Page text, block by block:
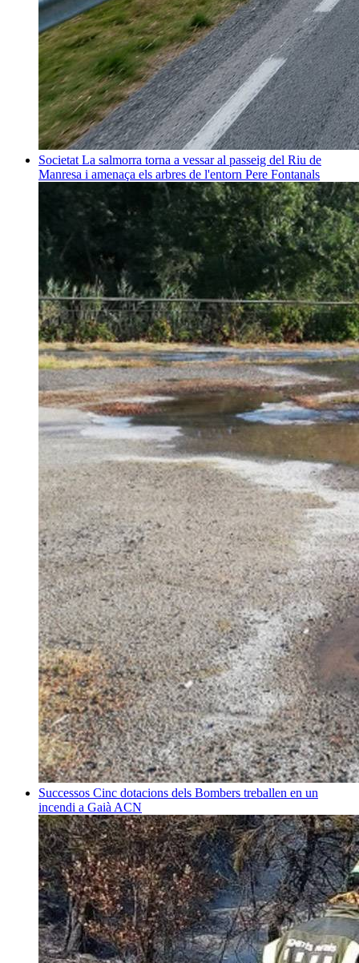
Societat La salmorra torna a vessar al passeig del Riu de
Manresa i amenaça els arbres de l'entorn Pere Fontanals
Successos Cinc dotacions dels Bombers treballen en un
incendi a Gaià ACN